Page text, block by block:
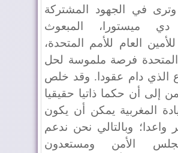
وترى في الجهود المشتركة
دي ميستورا، المبعوث
العام للأمم المتحدة،
المتحدة فرصة ملموسة لحل
الذي دام عقودا. وقد خلص
إلى أن حكما ذاتيا حقيقيا
المغربية يمكن أن يكون
واعدا؛ وبالتالي نحن ندعم
الأمن ومستعدون